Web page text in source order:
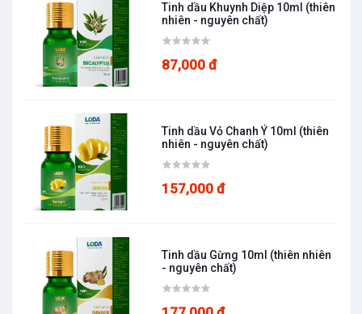
Tinh dầu Khuynh Diệp 10ml (thiên
nhiên - nguyên chất)
87,000 đ
Tinh dầu Vỏ Chanh Ý 10ml (thiên
nhiên - nguyên chất)
157,000 đ
Tinh dầu Gừng 10ml (thiên nhiên
- nguyên chất)